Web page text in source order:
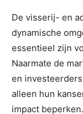
De visserij- en
dynamische
essentieel zijn
Naarmate de
en
alleen hun
impact